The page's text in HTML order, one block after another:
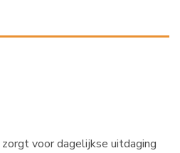
voor dagelijkse uitdaging